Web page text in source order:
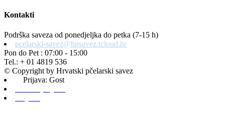
Kontakti
Podrška saveza od ponedjeljka do petka (7-15 h)
pcelarski-savez@hpsavez.tcloud.hr
Pon do Pet : 07:00 - 15:00
Tel.: + 01 4819 536
© Copyright by Hrvatski pčelarski savez
Prijava: Gost